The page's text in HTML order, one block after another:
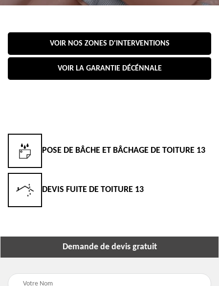
VOIR NOS ZONES D'INTERVENTIONS
VOIR LA GARANTIE DÉCÉNNALE
POSE DE BÂCHE ET BÂCHAGE DE TOITURE 13
DEVIS FUITE DE TOITURE 13
Demande de devis gratuit